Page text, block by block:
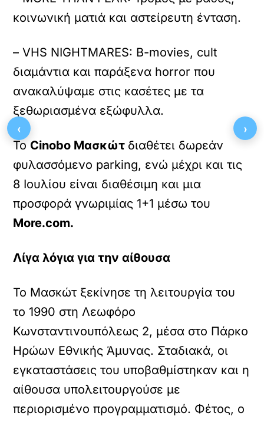
κοινωνική ματιά και αστείρευτη ένταση.
– VHS NIGHTMARES: B-movies, cult
διαμάντια και παράξενα horror που
ανακαλύψαμε στις κασέτες με τα
ξεθωριασμένα εξώφυλλα.
Το Cinobo Μασκώτ διαθέτει δωρεάν
φυλασσόμενο parking, ενώ μέχρι και τις
8 Ιουλίου είναι διαθέσιμη και μια
προσφορά γνωριμίας 1+1 μέσω του
More.com.
Λίγα λόγια για την αίθουσα
Το Μασκώτ ξεκίνησε τη λειτουργία του
το 1990 στη Λεωφόρο
Κωνσταντινουπόλεως 2, μέσα στο Πάρκο
Ηρώων Εθνικής Άμυνας. Σταδιακά, οι
εγκαταστάσεις του υποβαθμίστηκαν και η
αίθουσα υπολειτουργούσε με
περιορισμένο προγραμματισμό. Φέτος, ο
‹ ›